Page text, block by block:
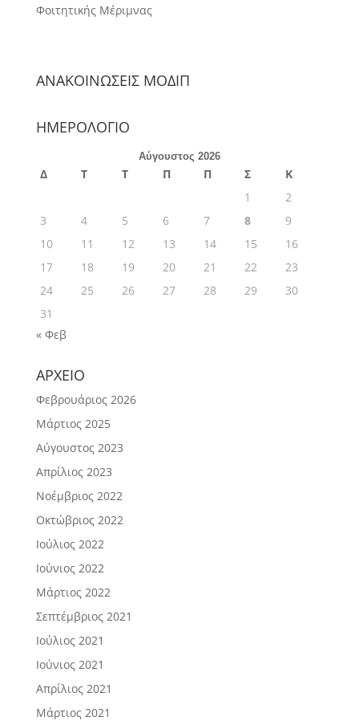
Φοιτητικής Μέριμνας
ΑΝΑΚΟΙΝΩΣΕΙΣ ΜΟΔΙΠ
ΗΜΕΡΟΛΟΓΙΟ
Αύγουστος 2026
Δ Τ Τ Π Π Σ
Κ
1
2
3
4 5 6 7 8
9
10
11 12 13 14 15
16
17
18 19 20 21 22
23
24
25 26 27 28 29
30
31
« Φεβ
ΑΡΧΕΙΟ
Φεβρουάριος 2026
Μάρτιος 2025
Αύγουστος 2023
Απρίλιος 2023
Νοέμβριος 2022
Οκτώβριος 2022
Ιούλιος 2022
Ιούνιος 2022
Μάρτιος 2022
Σεπτέμβριος 2021
Ιούλιος 2021
Ιούνιος 2021
Απρίλιος 2021
Μάρτιος 2021